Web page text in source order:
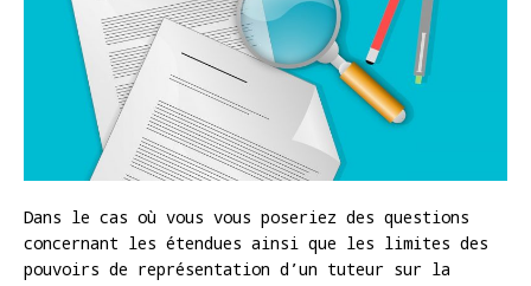
Dans le cas où vous vous poseriez des questions
concernant les étendues ainsi que les limites des
pouvoirs de représentation d’un tuteur sur la